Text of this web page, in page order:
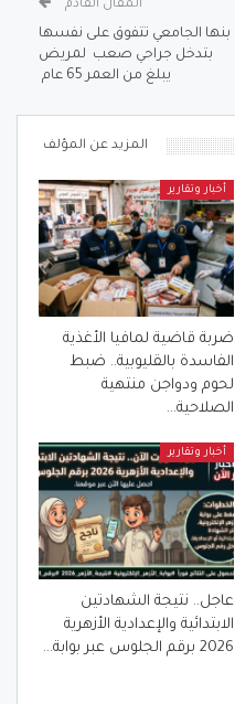
المقال القادم
بنها الجامعي تتفوق على نفسها
بتدخل جراحي صعب لمريض
يبلغ من العمر 65 عام
المزيد عن المؤلف
أخبار وتقارير
ضربة قاضية لمافيا الأغذية
الفاسدة بالقليوبية.. ضبط
لحوم ودواجن منتهية
الصلاحية…
أخبار وتقارير
عاجل.. نتيجة الشهادتين
الابتدائية والإعدادية الأزهرية
2026 برقم الجلوس عبر بوابة…